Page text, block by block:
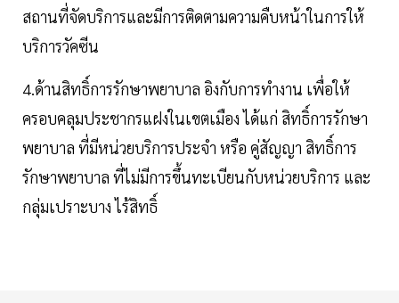
สถานที่จัดบริการและมีการติดตามความคืบหน้าในการให้
บริการวัคซีน
4.ด้านสิทธิ์การรักษาพยาบาล อิงกับการทำงาน เพื่อให้
ครอบคลุมประชากรแฝงในเขตเมือง ได้แก่ สิทธิ์การรักษา
พยาบาล ที่มีหน่วยบริการประจำ หรือ คู่สัญญา สิทธิ์การ
รักษาพยาบาล ที่ไม่มีการขึ้นทะเบียนกับหน่วยบริการ และ
กลุ่มเปราะบาง ไร้สิทธิ์